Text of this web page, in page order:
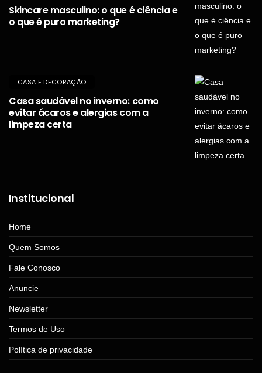
Skincare masculino: o que é ciência e
o que é puro marketing?
CASA E DECORAÇÃO
Casa saudável no inverno: como
evitar ácaros e alergias com a
limpeza certa
Institucional
Home
Quem Somos
Fale Conosco
Anuncie
Newsletter
Termos de Uso
Política de privacidade